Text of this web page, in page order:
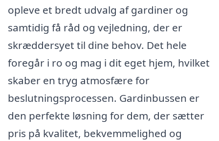
opleve et bredt udvalg af gardiner og
samtidig få råd og vejledning, der er
skræddersyet til dine behov. Det hele
foregår i ro og mag i dit eget hjem, hvilket
skaber en tryg atmosfære for
beslutningsprocessen. Gardinbussen er
den perfekte løsning for dem, der sætter
pris på kvalitet, bekvemmelighed og